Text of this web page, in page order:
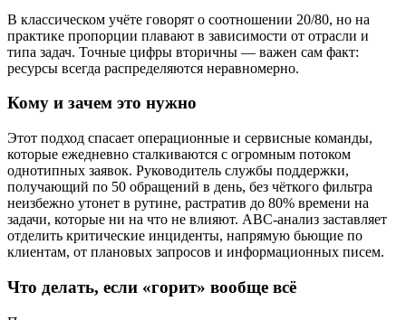
В классическом учёте говорят о соотношении 20/80, но на
практике пропорции плавают в зависимости от отрасли и
типа задач. Точные цифры вторичны — важен сам факт:
ресурсы всегда распределяются неравномерно.
Кому и зачем это нужно
Этот подход спасает операционные и сервисные команды,
которые ежедневно сталкиваются с огромным потоком
однотипных заявок. Руководитель службы поддержки,
получающий по 50 обращений в день, без чёткого фильтра
неизбежно утонет в рутине, растратив до 80% времени на
задачи, которые ни на что не влияют. ABC-анализ заставляет
отделить критические инциденты, напрямую бьющие по
клиентам, от плановых запросов и информационных писем.
Что делать, если «горит» вообще всё